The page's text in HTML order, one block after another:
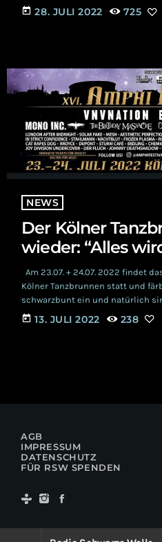
Die zweijährige Geduldsprobe
Wettergötter an diesem
Messeparkplatz auch […]
today 28. JULI 2022 725
NEWS
Der Kölner
wieder: “Alles
Am 23.07. + 24.07. 2022 findet
Kölner Tanzbrunnen statt und
schwarzbunt ein und natürlich
dabei. Das Credo der
und garantiert den Szene-
today 13. JULI 2022 238
AGB
IMPRESSUM
DATENSCHUTZ
FÜR RSW SPENDEN